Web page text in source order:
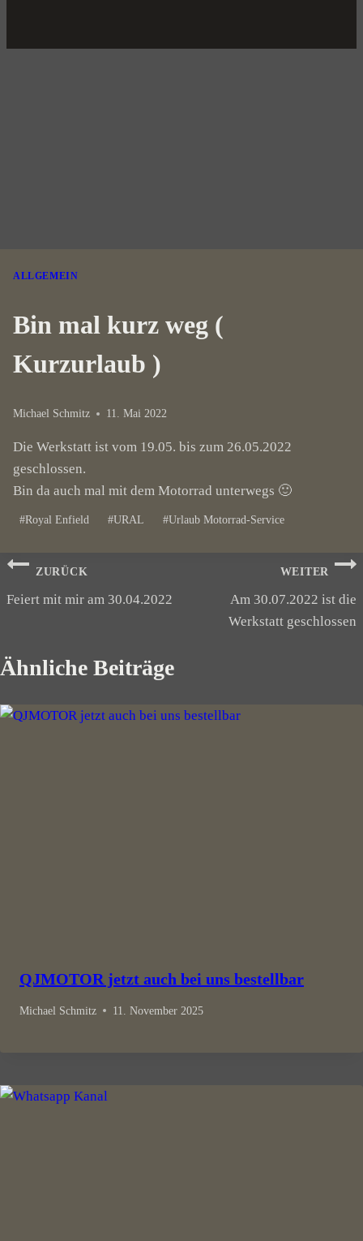
ALLGEMEIN
Bin mal kurz weg (
Kurzurlaub )
Michael Schmitz 11. Mai 2022
Die Werkstatt ist vom 19.05. bis zum 26.05.2022
geschlossen.
Bin da auch mal mit dem Motorrad unterwegs 🙂
Schlagworte:
#Royal Enfield #URAL #Urlaub Motorrad-Service
Beitragsnavigation
ZURÜCK
Feiert mit mir am 30.04.2022
WEITER
Am 30.07.2022 ist die
Werkstatt geschlossen
Ähnliche Beiträge
QJMOTOR jetzt auch bei uns bestellbar
Michael Schmitz 11. November 2025